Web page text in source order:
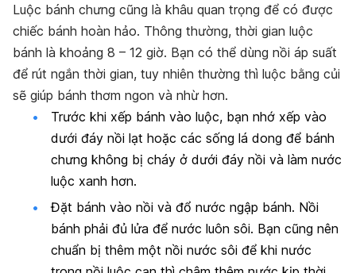
Luộc bánh chưng cũng là khâu quan trọng để có được
chiếc bánh hoàn hảo. Thông thường, thời gian luộc
bánh là khoảng 8 – 12 giờ. Bạn có thể dùng nồi áp suất
để rút ngắn thời gian, tuy nhiên thường thì luộc bằng củi
sẽ giúp bánh thơm ngon và nhừ hơn.
Trước khi xếp bánh vào luộc, bạn nhớ xếp vào
dưới đáy nồi lạt hoặc các sống lá dong để bánh
chưng không bị cháy ở dưới đáy nồi và làm nước
luộc xanh hơn.
Đặt bánh vào nồi và đổ nước ngập bánh. Nồi
bánh phải đủ lửa để nước luôn sôi. Bạn cũng nên
chuẩn bị thêm một nồi nước sôi để khi nước